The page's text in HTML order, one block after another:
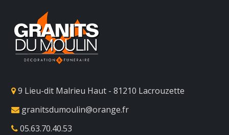
9 Lieu-dit Malrieu Haut - 81210 Lacrouzette
granitsdumoulin@orange.fr
05.63.70.40.53